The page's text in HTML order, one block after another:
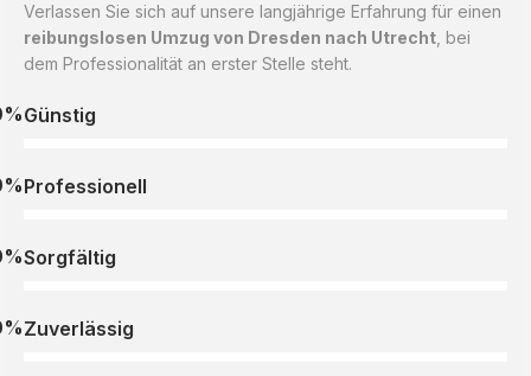
Verlassen Sie sich auf unsere langjährige Erfahrung für einen
reibungslosen Umzug von Dresden nach Utrecht , bei
dem Professionalität an erster Stelle steht.
Günstig
Professionell
Sorgfältig
Zuverlässig